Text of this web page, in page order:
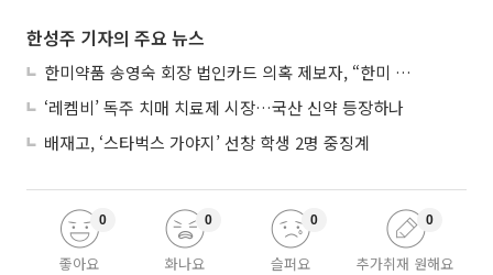
한성주 기자의 주요 뉴스
한미약품 송영숙 회장 법인카드 의혹 제보자, “한미 잘 되기 바라는 마음”
‘레켐비’ 독주 치매 치료제 시장…국산 신약 등장하나
배재고, ‘스타벅스 가야지’ 선창 학생 2명 중징계
좋아요
0
화나요
0
슬퍼요
0
추가취재 원해요
0